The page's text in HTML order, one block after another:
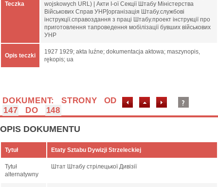
Teczka
wojskowych URL) | Акти І-ої Секції Штабу Міністерства
Військових Справ УНР[організація Штабу.службові
інструкції.справоздання з праці Штабу.проект інструкції про
приготовлення тапроведення мобілізації бувших військових
УНР
Opis teczki
1927 1929; akta luźne; dokumentacja aktowa; maszynopis,
rękopis; ua
DOKUMENT: STRONY OD
147
DO 148
OPIS DOKUMENTU
Tytuł Etaty Sztabu Dywizji Strzeleckiej
Tytuł
alternatywny
Штат Штабу стрілецької Дивізії